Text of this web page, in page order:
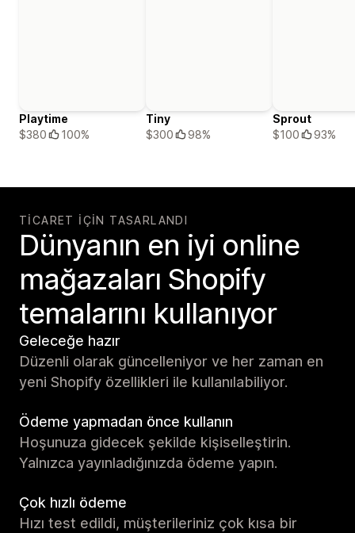
Playtime
$380
100%
Tiny
$300
98%
Sprout
$100
93%
TICARET IÇIN TASARLANDI
Dünyanın en iyi online
mağazaları Shopify
temalarını kullanıyor
Geleceğe hazır
Düzenli olarak güncelleniyor ve her zaman en
yeni Shopify özellikleri ile kullanılabiliyor.
Ödeme yapmadan önce kullanın
Hoşunuza gidecek şekilde kişiselleştirin.
Yalnızca yayınladığınızda ödeme yapın.
Çok hızlı ödeme
Hızı test edildi, müşterileriniz çok kısa bir